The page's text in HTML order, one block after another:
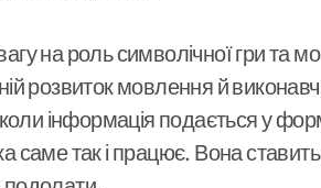
на роль символічної гри та
розвиток мовлення й
інформація подається у
саме так і працює. Вона